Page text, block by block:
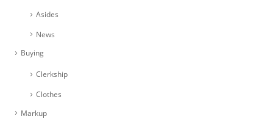
Asides
News
Buying
Clerkship
Clothes
Markup